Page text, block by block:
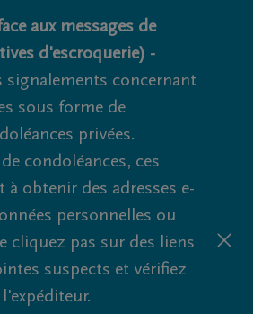
aux messages de
d'escroquerie) -
signalements concernant
sous forme de
privées.
condoléances, ces
à obtenir des adresses e-
personnelles ou
cliquez pas sur des liens
suspects et vérifiez